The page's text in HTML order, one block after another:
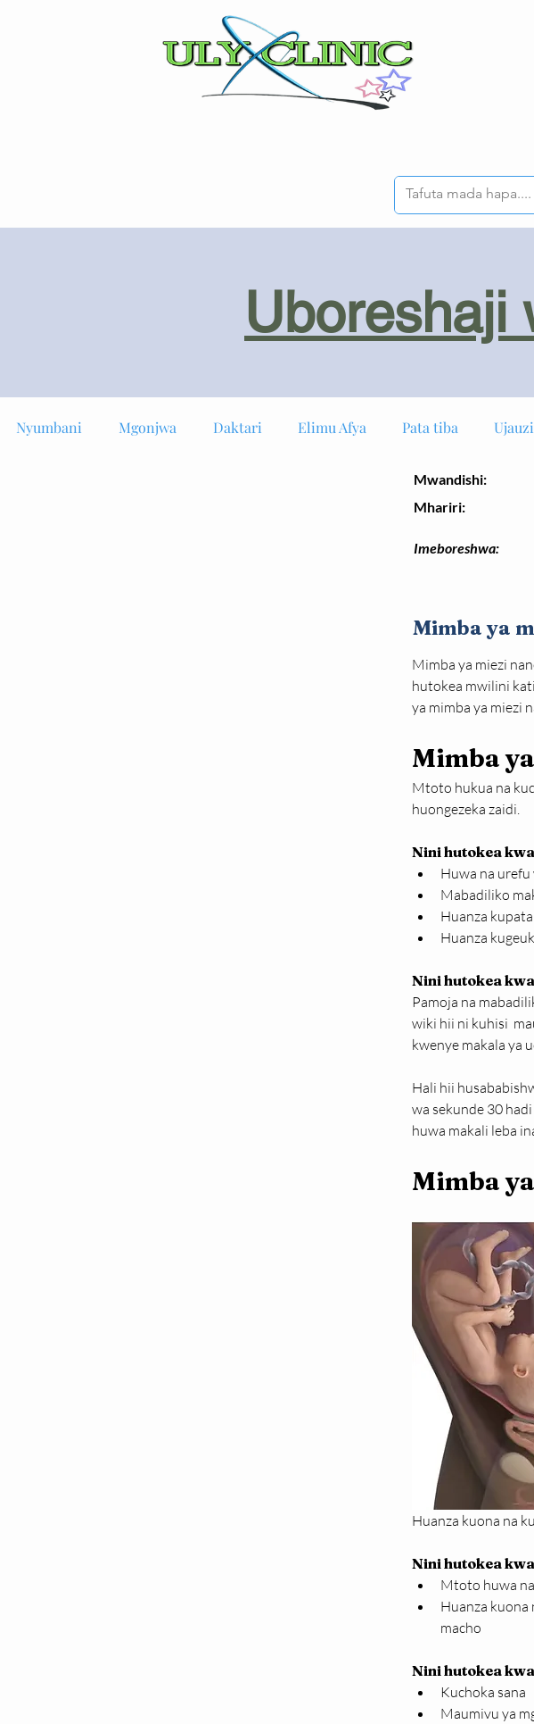
Uboreshaji
Nyumbani Mgonjwa Daktari Elimu Afya Pata tiba
Mwandishi:
Mhariri:
Mimba ya
Imeboreshwa:
Mimba ya miezi
hutokea mwilini
ya mimba ya miezi
Mimba
Mtoto hukua na
huongezeka zaidi.
Nini hutokea
Huwa na
Mabadiliko
Huanza
Huanza
Nini hutokea
Pamoja na
wiki hii ni kuhisi
kwenye makala ya
Hali hii
wa sekunde 30
huwa makali leba
Mimba
Huanza kuona na
Nini hutokea
Mtoto huwa
Huanza
macho
Nini hutokea
Kuchoka sana
Maumivu ya